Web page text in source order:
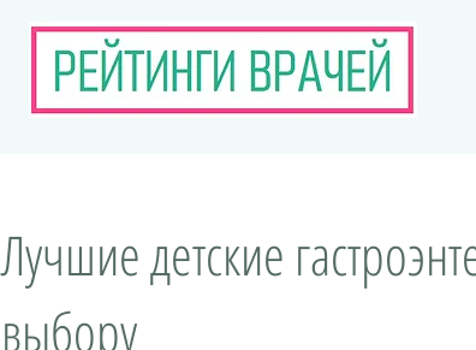
Лучшие детские
выбору